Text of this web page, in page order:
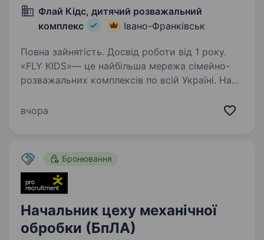
Флай Кідс, дитячий розважальний
комплекс
Івано-Франківськ
Повна зайнятість. Досвід роботи від 1 року.
«FLY KIDS»— це найбільша мережа сімейно-
розважальних комплексів по всій Україні. Нас
Ми — простір радості, розвитку та сімейного
вчора
Бронювання
Начальник цеху механічної
обробки (БпЛА)